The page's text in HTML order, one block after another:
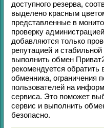
доступного резерва,
выделено красным
представленные в
проверку
добавляются только
репутацией и
выполнить обмен
рекомендуется обратить
обменника, ограничения
пользователей на
сервиса. Это поможет
сервис и выполнить
безопасно.